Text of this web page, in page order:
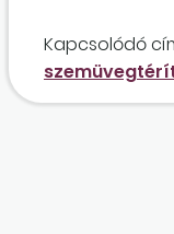
Kapcsolódó